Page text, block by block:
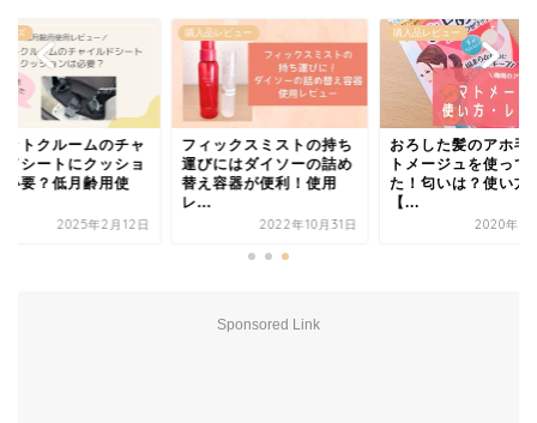
ッズ
ットクルームのチャ
ドシートにクッショ
必要？低月齢用使
2025年2月12日
購入品レビュー
フィックスミストの持ち
運びにはダイソーの詰め
替え容器が便利！使用
レ...
2022年10月31日
購入品レビュー
おろした髪のアホ毛
トメージュを使って
た！匂いは？使い方
【...
2020年6
Sponsored Link